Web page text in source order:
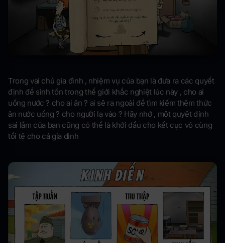
Trong vai chủ gia đình , nhiệm vụ của bạn là đưa ra các quyết
định để sinh tồn trong thế giới khắc nghiệt lúc này , cho ai
uống nước ? cho ai ăn ? ai sẽ ra ngoài để tìm kiếm thêm thức
ăn nước uống ? cho người lạ vào ? Hãy nhớ , một quyết định
sai lầm của bạn cũng có thể là khởi đầu cho kết cục vô cùng
tồi tệ cho cả gia đình